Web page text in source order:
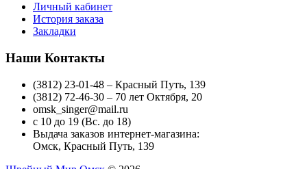
Личный кабинет
История заказа
Закладки
Наши Контакты
(3812) 23-01-48 – Красный Путь, 139
(3812) 72-46-30 – 70 лет Октября, 20
omsk_singer@mail.ru
с 10 до 19 (Вс. до 18)
Выдача заказов интернет-магазина:
Омск, Красный Путь, 139